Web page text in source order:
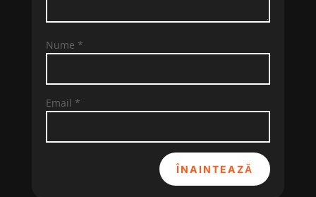
Nume *
Email *
ÎNAINTEAZĂ